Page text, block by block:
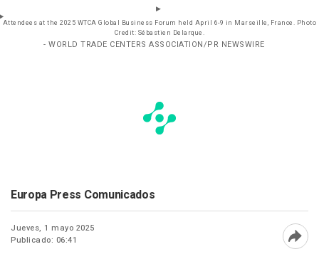
Attendees at the 2025 WTCA Global Business Forum held April 6-9 in Marseille, France. Photo
Credit: Sébastien Delarque.
- WORLD TRADE CENTERS ASSOCIATION/PR NEWSWIRE
Europa Press Comunicados
Jueves, 1 mayo 2025
Publicado: 06:41